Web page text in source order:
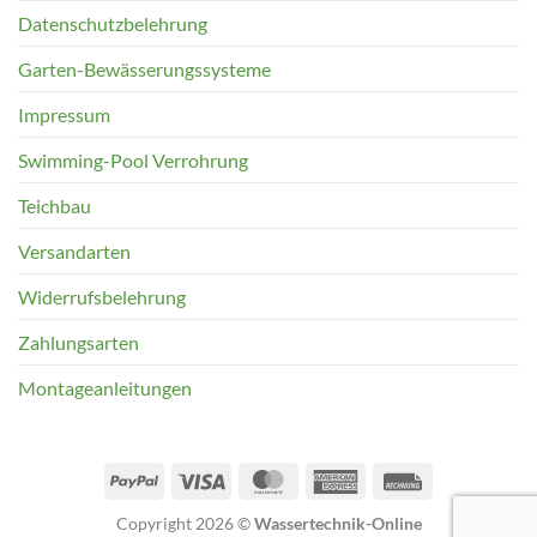
Datenschutzbelehrung
Garten-Bewässerungssysteme
Impressum
Swimming-Pool Verrohrung
Teichbau
Versandarten
Widerrufsbelehrung
Zahlungsarten
Montageanleitungen
PayPal Visa MasterCardAmerican
Copyright 2026 ©Wassertechnik-Online